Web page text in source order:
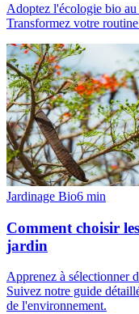
Adoptez l'écologie bio au
Transformez votre
Jardinage Bio6 min
Comment choisir
jardin
Apprenez à sélectionner
Suivez notre guide
de l'environnement.